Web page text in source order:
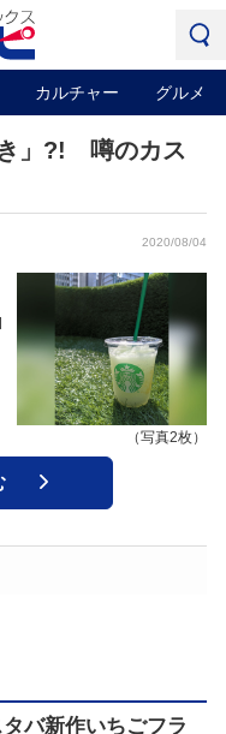
カルチャー グルメ
」?! 噂のカス
2020/08/04
（写真2枚）
バ新作いちごフラ